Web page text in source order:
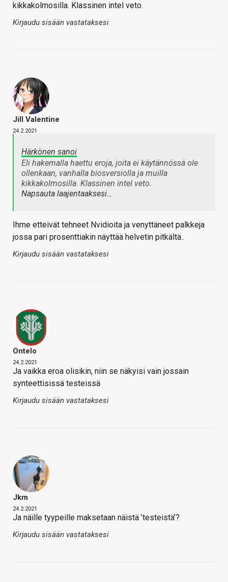
kikkakolmosilla. Klassinen intel veto.
Kirjaudu sisään vastataksesi
Jill Valentine
24.2.2021
Härkönen sanoi
Eli hakemalla haettu eroja, joita ei käytännössä ole
ollenkaan, vanhalla biosversiolla ja muilla
kikkakolmosilla. Klassinen intel veto.
Napsauta laajentaaksesi…
Ihme etteivät tehneet Nvidioita ja venyttäneet palkkeja
jossa pari prosenttiakin näyttää helvetin pitkältä..
Kirjaudu sisään vastataksesi
Ontelo
24.2.2021
Ja vaikka eroa olisikin, niin se näkyisi vain jossain
synteettisissä testeissä
Kirjaudu sisään vastataksesi
Jkm
24.2.2021
Ja näille tyypeille maksetaan näistä ’testeistä’?
Kirjaudu sisään vastataksesi